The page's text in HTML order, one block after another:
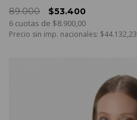
89.000
$53.400
6 cuotas de $8.900,00
Precio sin imp. nacionales: $44.132,23